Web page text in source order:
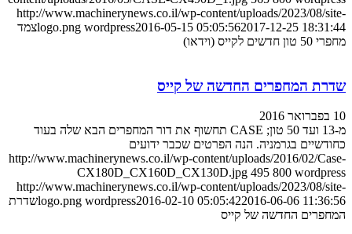
http://www.machinerynews.co.il/wp-content/uploads/2023/08/site-
logo.png wordpress2016-05-15 05:05:562017-12-25 18:31:44
צמד
מחפרי 50 טון חדשים לקייס (וידאו)
שדרת המחפרים החדשה של קייס
10 בפברואר 2016
מ-13 ועד 50 טון; CASE תחשוף את דור המחפרים הבא שלה בעוד
כחודשיים בגרמניה. הנה הפרטים שכבר ידועים
http://www.machinerynews.co.il/wp-content/uploads/2016/02/Case-
CX180D_CX160D_CX130D.jpg 495 800 wordpress
http://www.machinerynews.co.il/wp-content/uploads/2023/08/site-
logo.png wordpress2016-02-10 05:05:422016-06-06 11:36:56
שדרת
המחפרים החדשה של קייס